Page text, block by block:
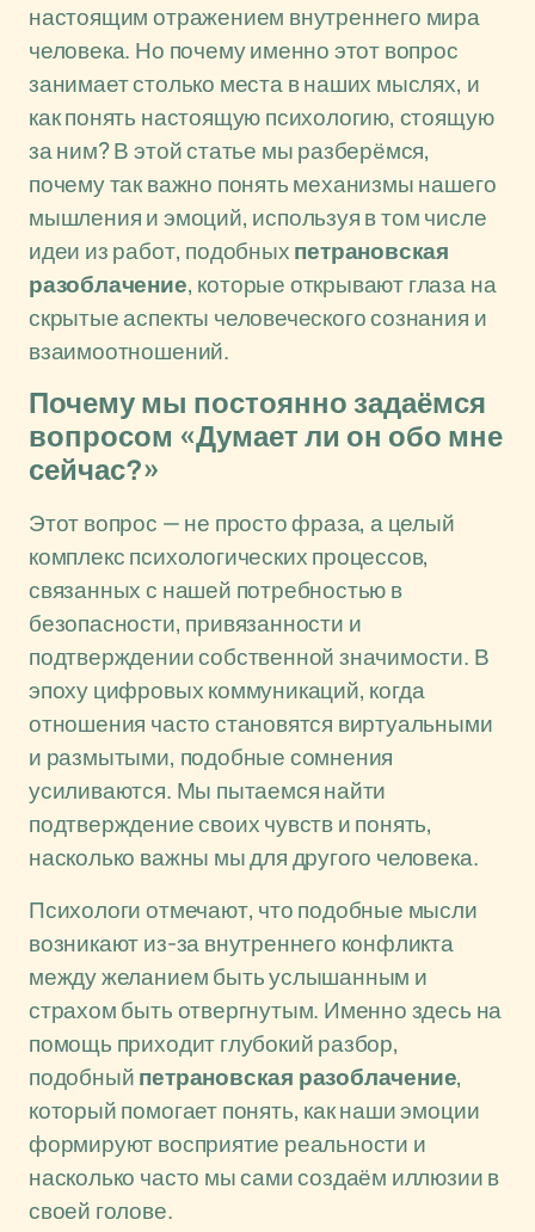
настоящим отражением внутреннего мира
человека. Но почему именно этот вопрос
занимает столько места в наших мыслях, и
как понять настоящую психологию, стоящую
за ним? В этой статье мы разберёмся,
почему так важно понять механизмы нашего
мышления и эмоций, используя в том числе
идеи из работ, подобныхпетрановская
разоблачение, которые открывают глаза на
скрытые аспекты человеческого сознания и
взаимоотношений.
Почему мы постоянно задаёмся
вопросом «Думает ли он обо мне
сейчас?»
Этот вопрос — не просто фраза, а целый
комплекс психологических процессов,
связанных с нашей потребностью в
безопасности, привязанности и
подтверждении собственной значимости. В
эпоху цифровых коммуникаций, когда
отношения часто становятся виртуальными
и размытыми, подобные сомнения
усиливаются. Мы пытаемся найти
подтверждение своих чувств и понять,
насколько важны мы для другого человека.
Психологи отмечают, что подобные мысли
возникают из-за внутреннего конфликта
между желанием быть услышанным и
страхом быть отвергнутым. Именно здесь на
помощь приходит глубокий разбор,
подобныйпетрановская разоблачение,
который помогает понять, как наши эмоции
формируют восприятие реальности и
насколько часто мы сами создаём иллюзии в
своей голове.